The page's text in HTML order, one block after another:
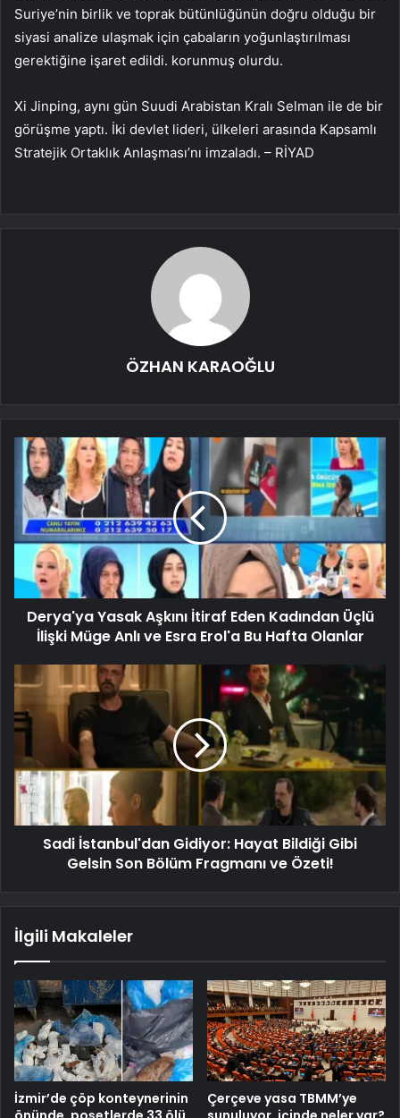
Suriye’nin birlik ve toprak bütünlüğünün doğru olduğu bir
siyasi analize ulaşmak için çabaların yoğunlaştırılması
gerektiğine işaret edildi. korunmuş olurdu.
Xi Jinping, aynı gün Suudi Arabistan Kralı Selman ile de bir
görüşme yaptı. İki devlet lideri, ülkeleri arasında Kapsamlı
Stratejik Ortaklık Anlaşması’nı imzaladı. – RİYAD
ÖZHAN KARAOĞLU
Derya'ya Yasak Aşkını İtiraf Eden Kadından Üçlü
İlişki Müge Anlı ve Esra Erol'a Bu Hafta Olanlar
Sadi İstanbul'dan Gidiyor: Hayat Bildiği Gibi
Gelsin Son Bölüm Fragmanı ve Özeti!
İlgili Makaleler
İzmir’de çöp konteynerinin
Çerçeve yasa TBMM’ye